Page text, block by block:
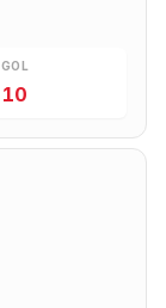
GOL
10